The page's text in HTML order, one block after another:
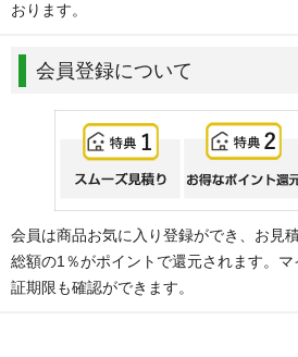
おります。
会員登録について
会員は商品お気に入り登録ができ、お見
総額の1％がポイントで還元されます。
証期限も確認ができます。